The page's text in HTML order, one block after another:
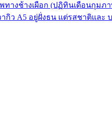
พทางช้างเผือก (ปฏิทินเดือนกุม
ากิว A5 อยู่ฝั่งธน แต่รสชาติแล